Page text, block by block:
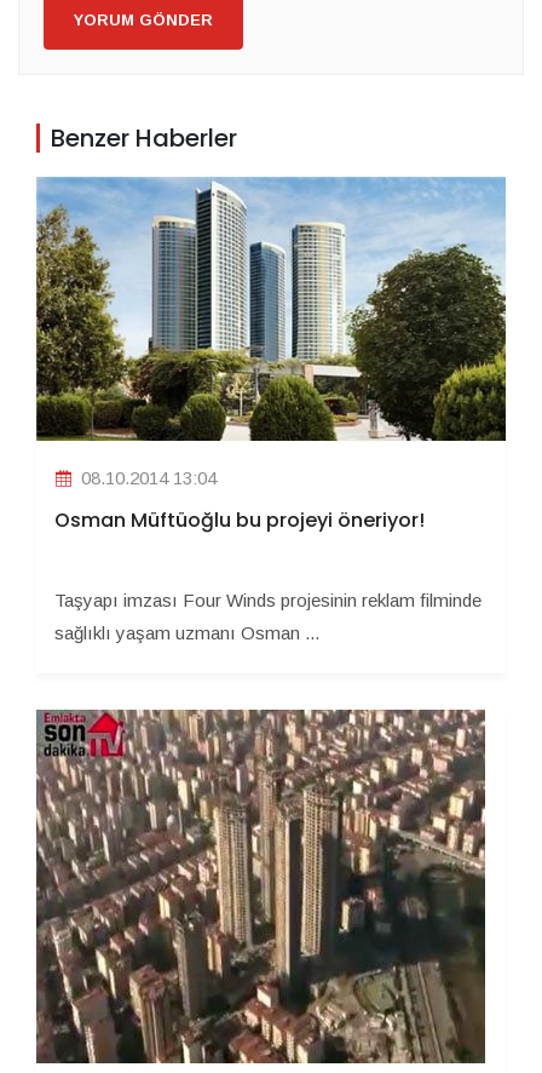
YORUM GÖNDER
Benzer Haberler
08.10.2014 13:04
Osman Müftüoğlu bu projeyi öneriyor!
Taşyapı imzası Four Winds projesinin reklam filminde
sağlıklı yaşam uzmanı Osman ...